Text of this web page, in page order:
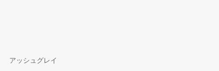
アッシュグレイ